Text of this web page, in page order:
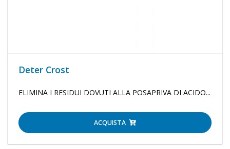
Deter Crost
ELIMINA I RESIDUI DOVUTI ALLA POSAPRIVA DI ACIDO...
ACQUISTA